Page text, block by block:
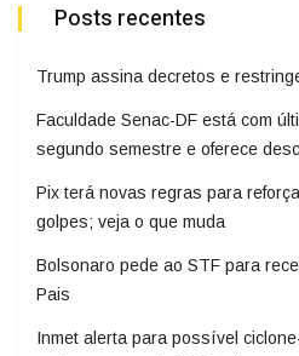
Posts recentes
Trump assina decretos e
Faculdade Senac-DF está com
segundo semestre e oferece
Pix terá novas regras para
golpes; veja o que muda
Bolsonaro pede ao STF para
Pais
Inmet alerta para possível